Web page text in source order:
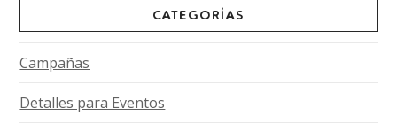
CATEGORÍAS
Campañas
Detalles para Eventos